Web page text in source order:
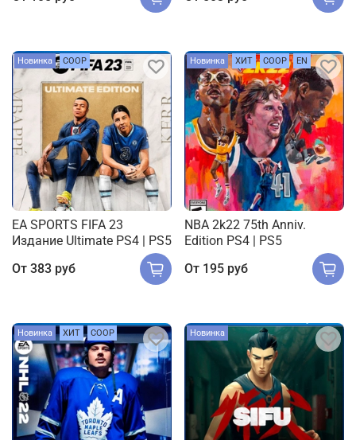
Новинка COOP
EA SPORTS FIFA 23
Издание Ultimate PS4 | PS5
От 383 руб
Новинка ХИТ COOP EN
NBA 2k22 75th Anniv.
Edition PS4 | PS5
От 195 руб
Новинка ХИТ COOP Новинка